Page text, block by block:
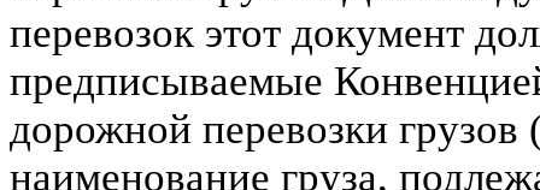
перевозок этот документ
предписываемые
дорожной перевозки
наименование груза,